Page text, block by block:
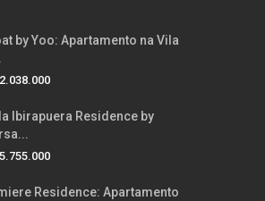
by Yoo: Apartamento na Vila
Ibirapuera Residence by
Residence: Apartamento